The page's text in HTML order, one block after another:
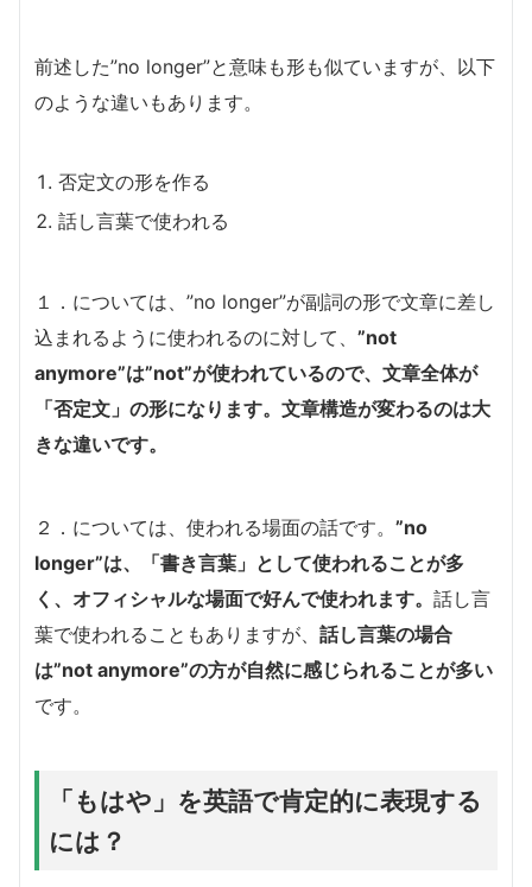
前述した”no longer”と意味も形も似ていますが、以下
のような違いもあります。
否定文の形を作る
話し言葉で使われる
１．については、”no longer”が副詞の形で文章に差し
込まれるように使われるのに対して、 ”not
anymore”は”not”が使われているので、文章全体が
「否定文」の形になります。文章構造が変わるのは大
きな違いです。
２．については、使われる場面の話です。 ”no
longer”は、「書き言葉」として使われることが多
く、オフィシャルな場面で好んで使われます。 話し言
葉で使われることもありますが、 話し言葉の場合
は”not anymore”の方が自然に感じられることが多い
です。
「もはや」を英語で肯定的に表現する
には？